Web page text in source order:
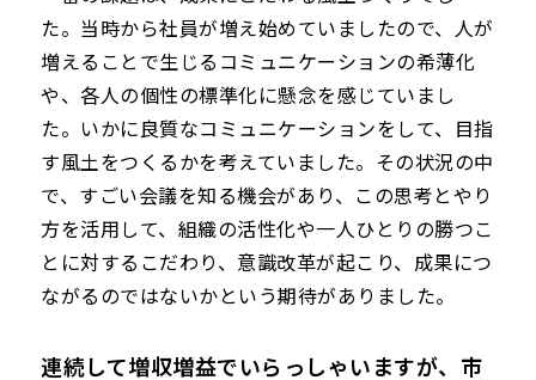
た。当時から社員が増え始めていましたので、人が
増えることで生じるコミュニケーションの希薄化
や、各人の個性の標準化に懸念を感じていまし
た。いかに良質なコミュニケーションをして、目指
す風土をつくるかを考えていました。その状況の中
で、すごい会議を知る機会があり、この思考とやり
方を活用して、組織の活性化や一人ひとりの勝つこ
とに対するこだわり、意識改革が起こり、成果につ
ながるのではないかという期待がありました。
連続して増収増益でいらっしゃいますが、市